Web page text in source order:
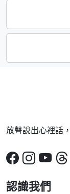
放聲說出心裡話
認識我們